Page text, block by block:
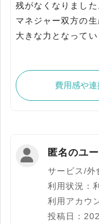
残がなくなりまし
マネジャー双方の
大きな力となってい
費用感や
匿名のユ
サービス/外
利用状況：
利用アカウ
投稿日：